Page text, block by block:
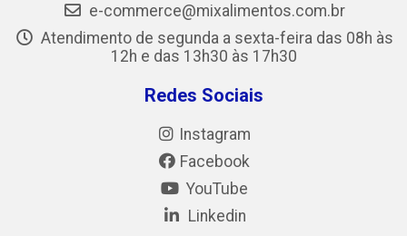
e-commerce@mixalimentos.com.br
Atendimento de segunda a sexta-feira das 08h às
12h e das 13h30 às 17h30
Redes Sociais
Instagram
Facebook
YouTube
Linkedin